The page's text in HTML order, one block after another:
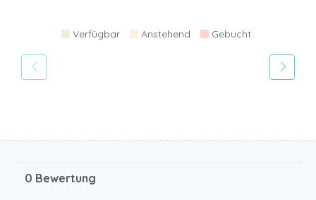
Verfügbar Anstehend Gebucht
0 Bewertung